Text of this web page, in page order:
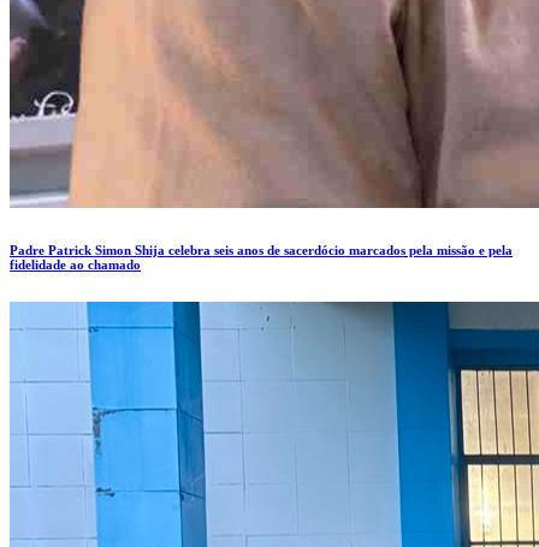
Padre Patrick Simon Shija celebra seis anos de sacerdócio marcados pela missão e pela
fidelidade ao chamado